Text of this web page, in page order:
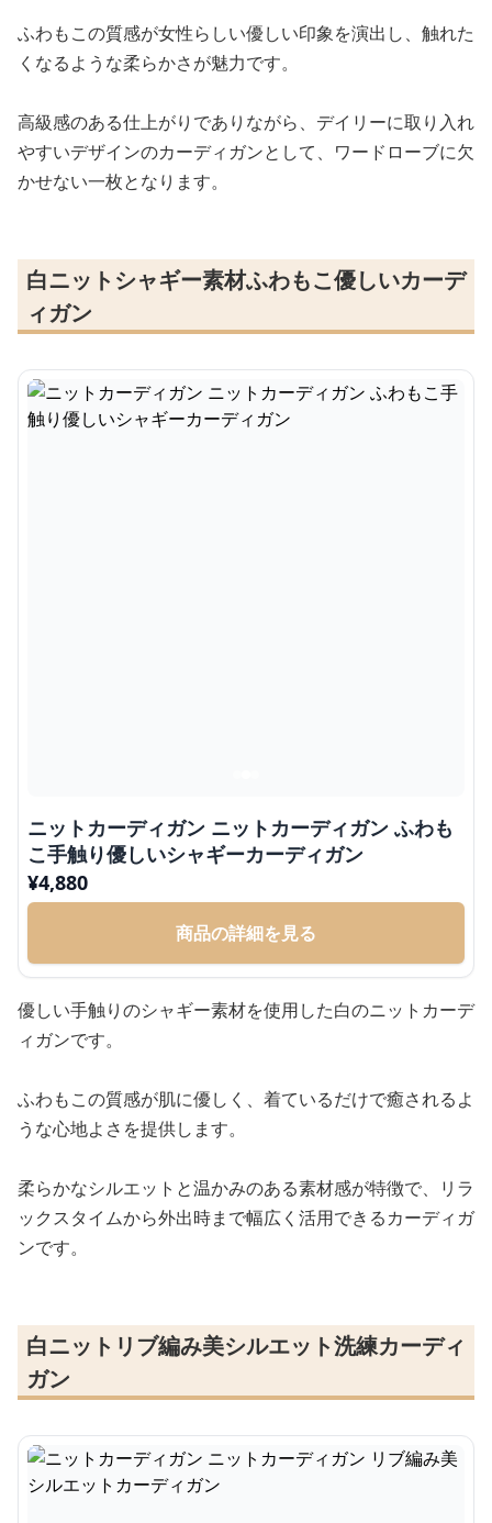
ふわもこの質感が女性らしい優しい印象を演出し、触れた
くなるような柔らかさが魅力です。
高級感のある仕上がりでありながら、デイリーに取り入れ
やすいデザインのカーディガンとして、ワードローブに欠
かせない一枚となります。
白ニットシャギー素材ふわもこ優しいカーデ
ィガン
ニットカーディガン ニットカーディガン ふわも
こ手触り優しいシャギーカーディガン
¥4,880
商品の詳細を見る
優しい手触りのシャギー素材を使用した白のニットカーデ
ィガンです。
ふわもこの質感が肌に優しく、着ているだけで癒されるよ
うな心地よさを提供します。
柔らかなシルエットと温かみのある素材感が特徴で、リラ
ックスタイムから外出時まで幅広く活用できるカーディガ
ンです。
白ニットリブ編み美シルエット洗練カーディ
ガン